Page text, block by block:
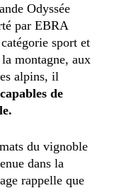
Odyssée
par EBRA
sport et
montagne, aux
alpins, il
de
du vignoble
dans la
rappelle que